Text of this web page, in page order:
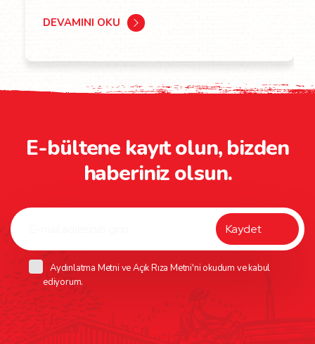
DEVAMINI OKU
E-bültene kayıt olun, bizden
haberiniz olsun.
Aydınlatma Metni veAçık Rıza Metni'ni okudum ve kabul
ediyorum.